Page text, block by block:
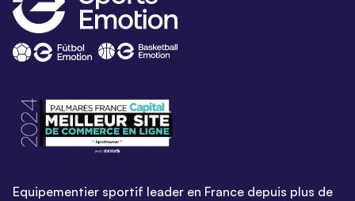
Equipementier sportif leader en France depuis plus de